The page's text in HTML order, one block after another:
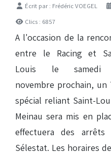
DétailsÉcrit par : Frédéric VOEGEL
Clics : 6857
A l'occasion de la
entre le Racing et
Louis le samedi
novembre prochain, un
spécial reliant Saint-
Meinau sera mis en
effectuera des
Sélestat. Les horaires